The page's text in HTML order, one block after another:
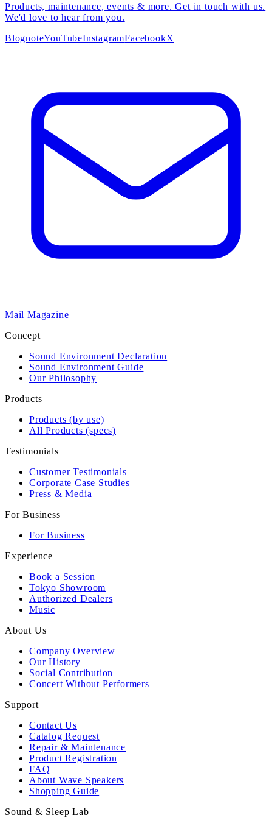
Products, maintenance, events & more. Get in touch with us.
We'd love to hear from you.
BlognoteYouTubeInstagramFacebookX
Mail Magazine
Concept
Sound Environment Declaration
Sound Environment Guide
Our Philosophy
Products
Products (by use)
All Products (specs)
Testimonials
Customer Testimonials
Corporate Case Studies
Press & Media
For Business
For Business
Experience
Book a Session
Tokyo Showroom
Authorized Dealers
Music
About Us
Company Overview
Our History
Social Contribution
Concert Without Performers
Support
Contact Us
Catalog Request
Repair & Maintenance
Product Registration
FAQ
About Wave Speakers
Shopping Guide
Sound & Sleep Lab